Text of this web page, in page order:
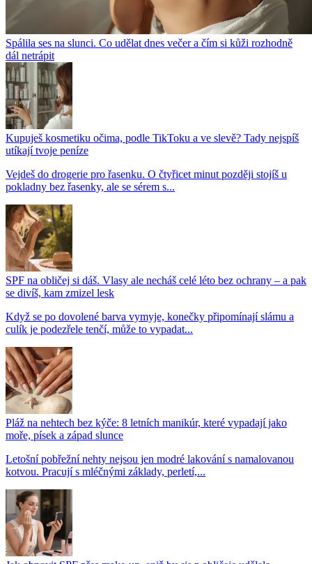
Spálila ses na slunci. Co udělat dnes večer a čím si kůži rozhodně
dál netrápit
Kupuješ kosmetiku očima, podle TikToku a ve slevě? Tady nejspíš
utíkají tvoje peníze
Vejdeš do drogerie pro řasenku. O čtyřicet minut později stojíš u
pokladny bez řasenky, ale se sérem s...
SPF na obličej si dáš. Vlasy ale necháš celé léto bez ochrany – a pak
se divíš, kam zmizel lesk
Když se po dovolené barva vymyje, konečky připomínají slámu a
culík je podezřele tenčí, může to vypadat...
Pláž na nehtech bez kýče: 8 letních manikúr, které vypadají jako
moře, písek a západ slunce
Letošní pobřežní nehty nejsou jen modré lakování s namalovanou
kotvou. Pracují s mléčnými základy, perletí,...